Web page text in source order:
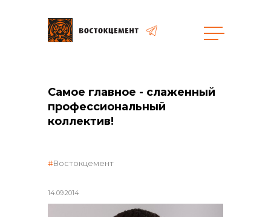
Самое главное - слаженный
профессиональный
коллектив!
14.09.2014
Востокцемент